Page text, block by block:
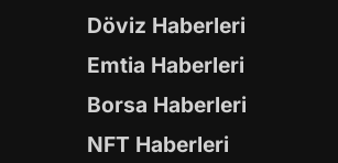
Döviz Haberleri
Emtia Haberleri
Borsa Haberleri
NFT Haberleri